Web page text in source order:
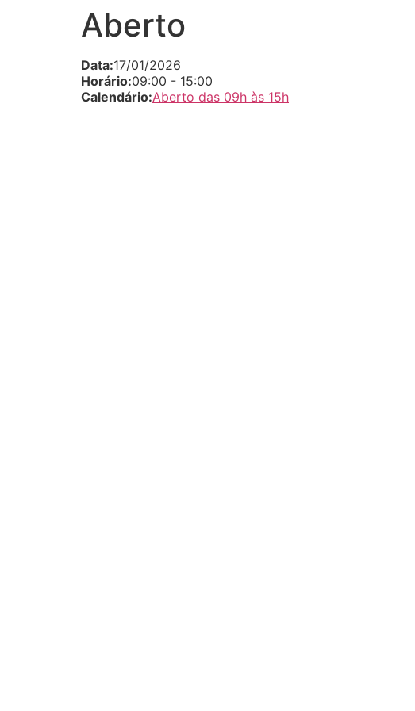
Aberto
Data:17/01/2026
Horário:09:00 - 15:00
Calendário:Aberto das 09h às 15h